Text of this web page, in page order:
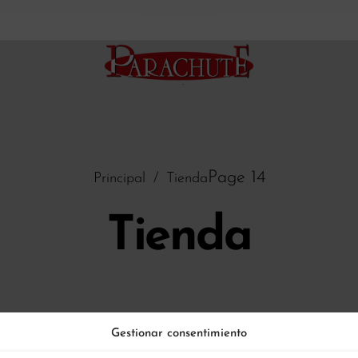
Gestionar consentimiento
Principal / Tienda Page 14
Tienda